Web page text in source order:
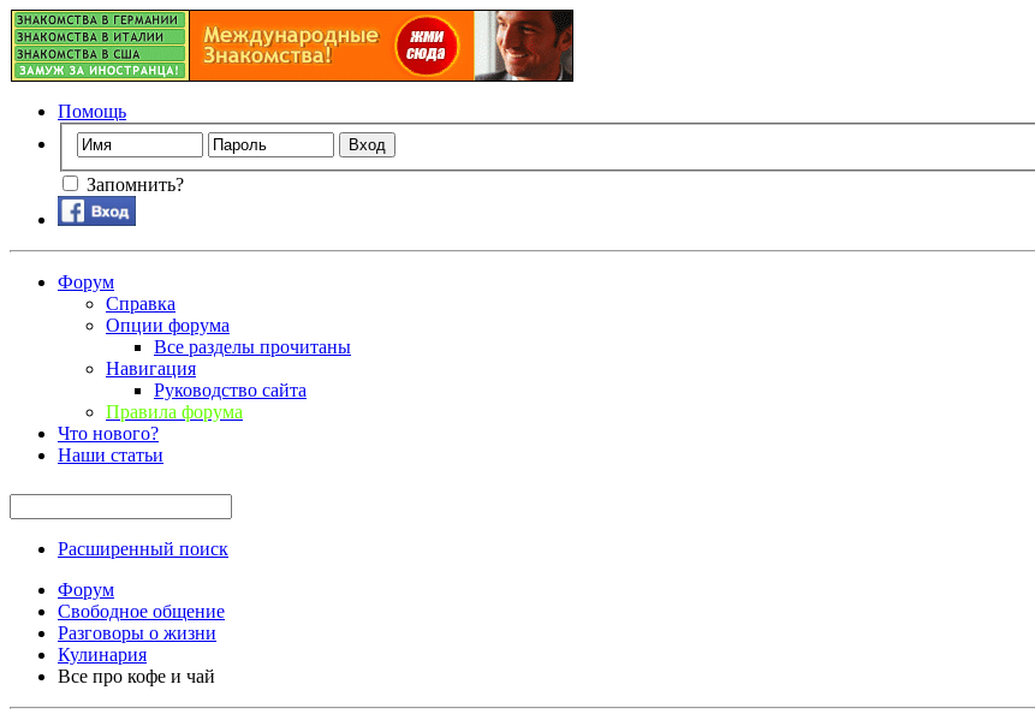
Помощь
Запомнить?
Форум
Справка
Опции форума
Все разделы прочитаны
Навигация
Руководство сайта
Правила форума
Что нового?
Наши статьи
Расширенный поиск
Форум
Свободное общение
Разговоры о жизни
Кулинария
Все про кофе и чай